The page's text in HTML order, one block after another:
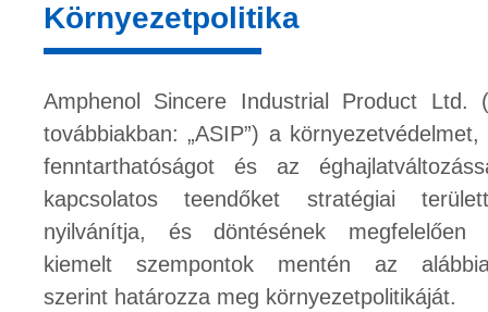
Környezetpolitika
Amphenol Sincere Industrial Product Ltd.
továbbiakban: „ASIP”) a környezetvédelmet,
fenntarthatóságot és az
kapcsolatos teendőket stratégiai
nyilvánítja, és döntésének megfelelően
kiemelt szempontok mentén az
szerint határozza meg környezetpolitikáját.